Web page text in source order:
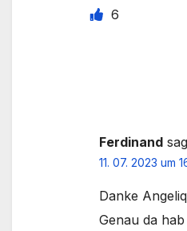
6
Ferdinand
11. 07. 2023 um
Danke
Genau da